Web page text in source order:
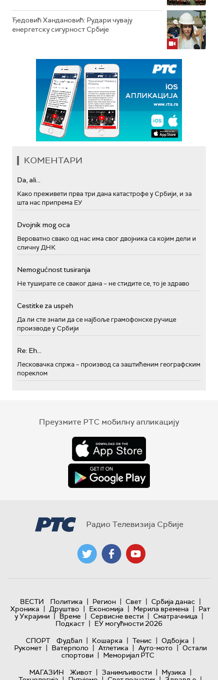
Ђедовић Хандановић: Рудари чувају
енергетску сигурност Србије
КОМЕНТАРИ
Da, ali...
Како преживети прва три дана катастрофе у Србији, и за
шта нас припрема ЕУ
Dvojnik mog oca
Вероватно свако од нас има свог двојника са којим дели и
сличну ДНК
Nemogućnost tusiranja
Не туширате се сваког дана – не стидите се, то је здраво
Cestitke za uspeh
Да ли сте знали да се најбоље грамофонске ручице
производе у Србији
Re: Eh...
Лесковачка спржа – производ са заштићеним географским
пореклом
Преузмите РТС мобилну апликацију
Радио Телевизија Србије
ВЕСТИ Политика | Регион | Свет | Србија данас |
Хроника | Друштво | Економија | Мерила времена | Рат
у Украјини | Време | Сервисне вести | Сматрачница |
Подкаст | ЕУ могућности 2026
СПОРТ
Фудбал | Кошарка | Тенис | Одбојка |
Рукомет | Ватерполо | Атлетика | Ауто-мото | Остали
спортови | Меморијал РТС
МАГАЗИН
Живот | Занимљивости | Музика |